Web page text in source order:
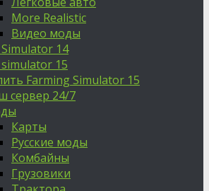
More Realistic
Видео моды
14
15
Farming Simulator 15
сервер 24/7
Карты
Русские моды
Комбайны
Грузовики